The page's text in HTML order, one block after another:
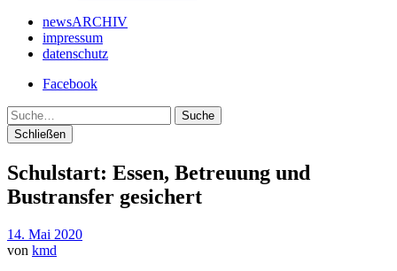
newsARCHIV
impressum
datenschutz
Facebook
Suche
Schließen
Schulstart: Essen, Betreuung und
Bustransfer gesichert
14. Mai 2020
von kmd